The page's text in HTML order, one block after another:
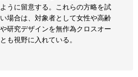
うに留意する。これらの方略を試
場合は、対象者として女性や高齢
研究デザインを無作為クロスオー
も視野に入れている。